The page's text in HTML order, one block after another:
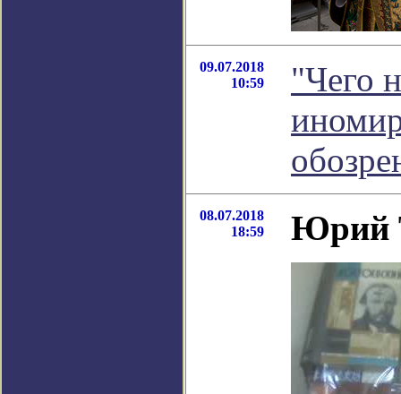
09.07.2018
10:59
"Чего
08.07.2018
18:59
Юрий